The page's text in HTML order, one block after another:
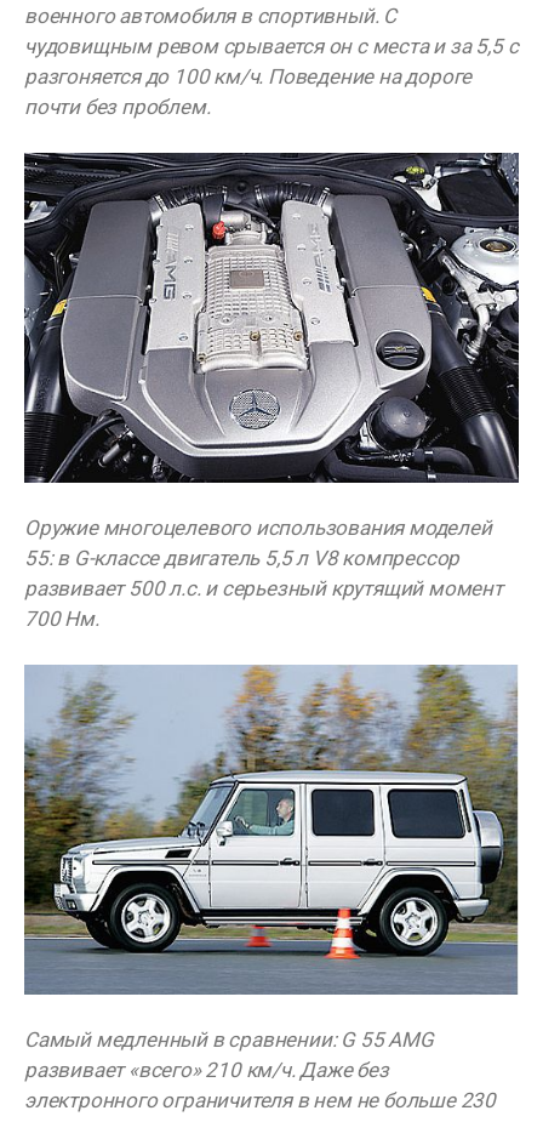
военного автомобиля в спортивный. С
чудовищным ревом срывается он с места и за 5,5 с
разгоняется до 100 км/ч. Поведение на дороге
почти без проблем.
Оружие многоцелевого использования моделей
55: в G-классе двигатель 5,5 л V8 компрессор
развивает 500 л.с. и серьезный крутящий момент
700 Нм.
Самый медленный в сравнении: G 55 AMG
развивает «всего» 210 км/ч. Даже без
электронного ограничителя в нем не больше 230